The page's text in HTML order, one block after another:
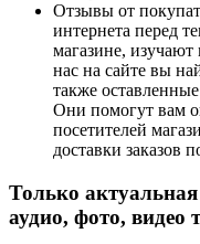
Отзывы от
интернета перед
магазине,
нас на сайте вы
также
Они помогут вам
посетителей
доставки заказов
Только
аудио, фото, видео